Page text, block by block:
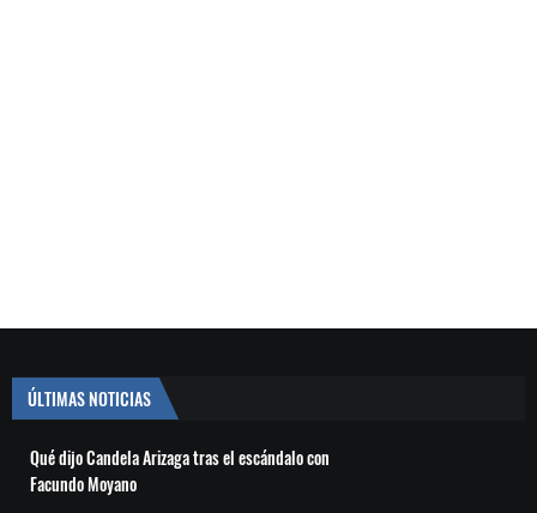
ÚLTIMAS NOTICIAS
Qué dijo Candela Arizaga tras el escándalo con
Facundo Moyano